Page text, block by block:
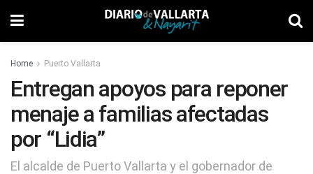
Home Puerto Vallarta
Entregan apoyos para reponer
menaje a familias afectadas
por “Lidia”
El alcalde de Puerto Vallarta y el gobernador de